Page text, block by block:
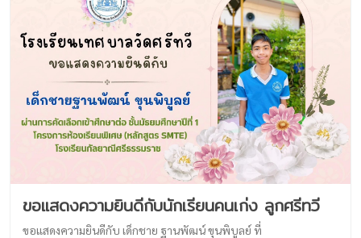
ขอแสดงความยินดีกับนักเรียนคนเก่ง ลูกศรีทวี
ขอแสดงความยินดีกับ เด็กชาย ฐานพัฒน์ ขุนพิบูลย์ ที่